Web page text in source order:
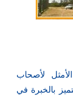
لأصحاب
بالخبرة في